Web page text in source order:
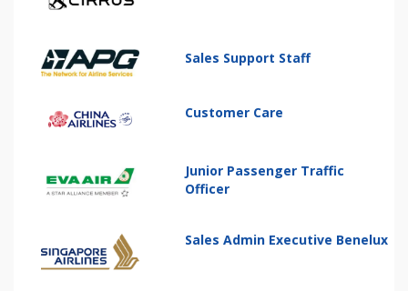
Sales Support Staff
Customer Care
Junior Passenger Traffic
Officer
Sales Admin Executive Benelux